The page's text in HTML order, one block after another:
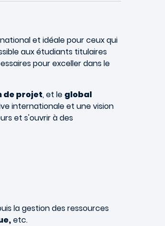
et idéale pour ceux qui
aux étudiants titulaires
pour exceller dans le
de projet, et le global
internationale et une vision
et s'ouvrir à des
la gestion des ressources
etc.